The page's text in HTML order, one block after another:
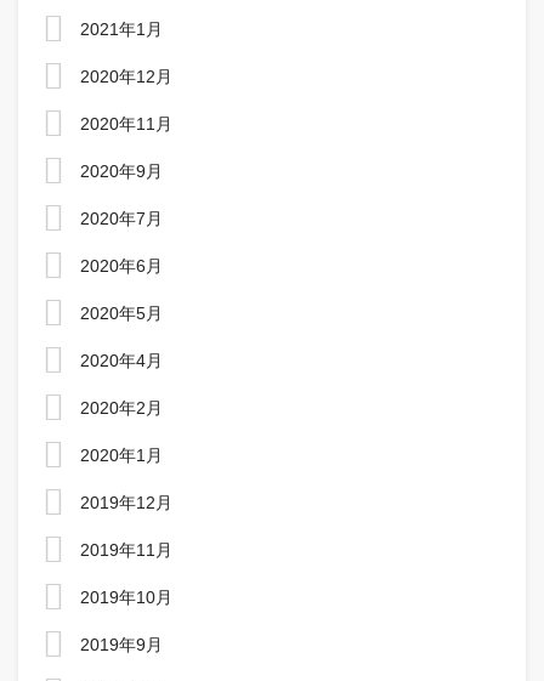
2021年1月
2020年12月
2020年11月
2020年9月
2020年7月
2020年6月
2020年5月
2020年4月
2020年2月
2020年1月
2019年12月
2019年11月
2019年10月
2019年9月